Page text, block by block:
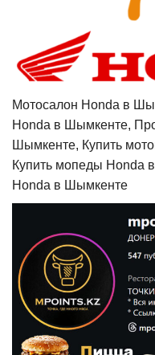
Мотосалон Honda в
Honda в Шымкенте,
Шымкенте, Купить
Купить мопеды Honda
Honda в Шымкенте